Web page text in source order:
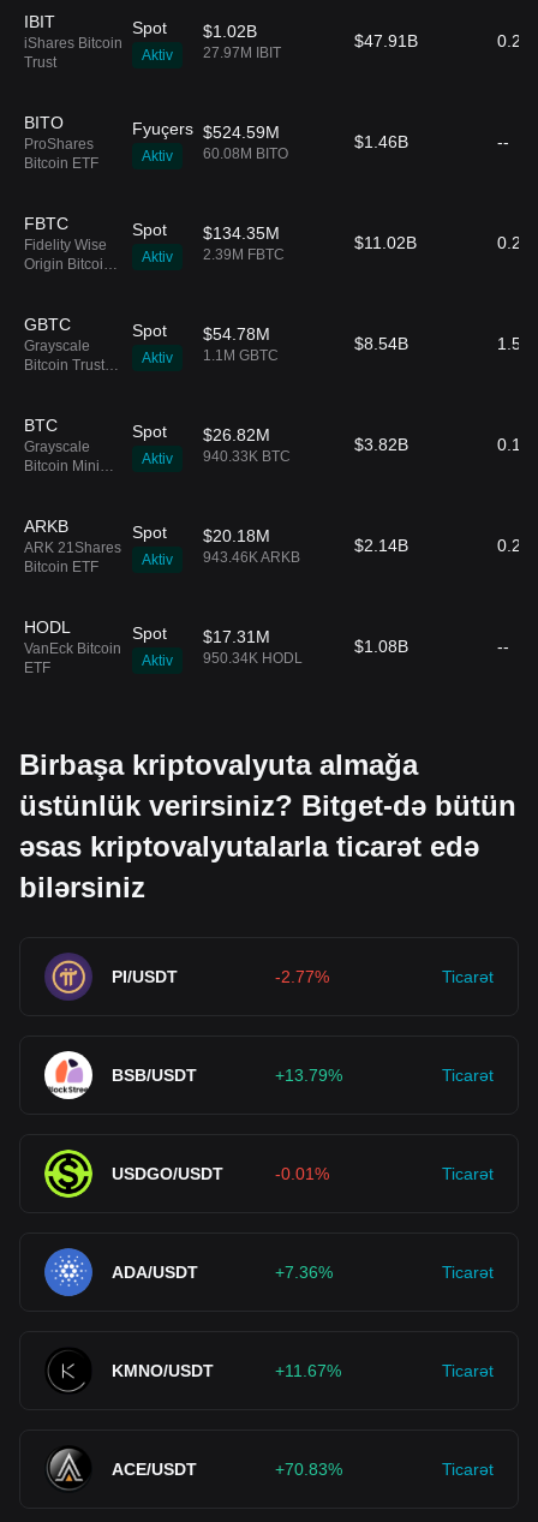
IBIT
iShares Bitcoin
Trust
Spot
Aktiv
$1.02B
27.97M IBIT
$47.91B
BITO
ProShares
Bitcoin ETF
Fyuçers
Aktiv
$524.59M
60.08M BITO
$1.46B --
FBTC
Fidelity Wise
Origin Bitcoin
Spot
Aktiv
$134.35M
2.39M FBTC
$11.02B
GBTC
Grayscale
Bitcoin Trust
Spot
Aktiv
$54.78M
1.1M GBTC
$8.54B 1.5%
BTC
Grayscale
Bitcoin Mini
Spot
Aktiv
$26.82M
940.33K BTC
$3.82B
ARKB
ARK 21Shares
Bitcoin ETF
Spot
Aktiv
$20.18M
943.46K ARKB
$2.14B
HODL
VanEck Bitcoin
ETF
Spot
Aktiv
$17.31M
950.34K HODL
$1.08B --
Birbaşa kriptovalyuta almağa
üstünlük verirsiniz? Bitget-də bütün
əsas kriptovalyutalarla ticarət edə
bilərsiniz
PI/USDT -2.77% Ticarət
BSB/USDT +13.79% Ticarət
USDGO/USDT -0.01% Ticarət
ADA/USDT +7.36% Ticarət
KMNO/USDT +11.67% Ticarət
ACE/USDT +70.83% Ticarət